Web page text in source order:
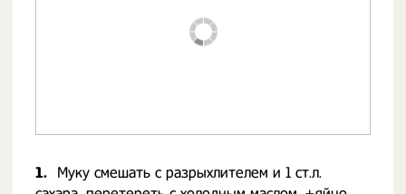
1.
Муку смешать с разрыхлителем и 1 ст.л.